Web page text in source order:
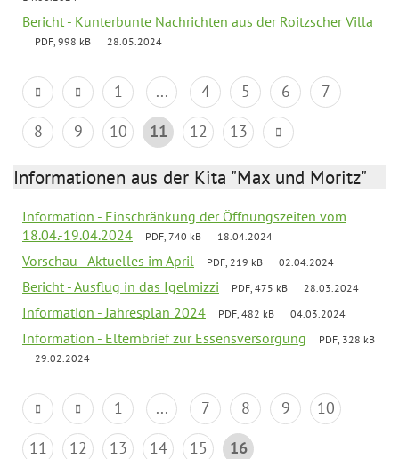
Bericht - Kunterbunte Nachrichten aus der Roitzscher Villa
PDF, 998 kB 28.05.2024
1 ... 4 5 6
7
8
9 10 11 12 13
Informationen aus der Kita "Max und Moritz"
Information - Einschränkung der Öffnungszeiten vom
18.04.-19.04.2024
PDF, 740 kB 18.04.2024
Vorschau - Aktuelles im April PDF, 219 kB 02.04.2024
Bericht - Ausflug in das Igelmizzi PDF, 475 kB 28.03.2024
Information - Jahresplan 2024 PDF, 482 kB 04.03.2024
Information - Elternbrief zur Essensversorgung
PDF, 328 kB
29.02.2024
1 ... 7 8 9
10
11
12 13 14 15 16